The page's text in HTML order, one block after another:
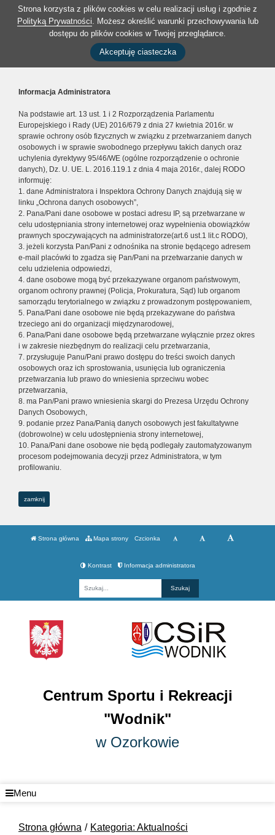
Strona korzysta z plików cookies w celu realizacji usług i zgodnie z
Polityką Prywatności. Możesz określić warunki przechowywania lub
dostępu do plików cookies w Twojej przeglądarce.
Akceptuję ciasteczka
Informacja Administratora
Na podstawie art. 13 ust. 1 i 2 Rozporządzenia Parlamentu
Europejskiego i Rady (UE) 2016/679 z dnia 27 kwietnia 2016r. w
sprawie ochrony osób fizycznych w związku z przetwarzaniem danych
osobowych i w sprawie swobodnego przepływu takich danych oraz
uchylenia dyrektywy 95/46/WE (ogólne rozporządzenie o ochronie
danych), Dz. U. UE. L. 2016.119.1 z dnia 4 maja 2016r., dalej RODO
informuję:
1. dane Administratora i Inspektora Ochrony Danych znajdują się w
linku „Ochrona danych osobowych”,
2. Pana/Pani dane osobowe w postaci adresu IP, są przetwarzane w
celu udostępniania strony internetowej oraz wypełnienia obowiązków
prawnych spoczywających na administratorze(art.6 ust.1 lit.c RODO),
3. jeżeli korzysta Pan/Pani z odnośnika na stronie będącego adresem
e-mail placówki to zgadza się Pan/Pani na przetwarzanie danych w
celu udzielenia odpowiedzi,
4. dane osobowe mogą być przekazywane organom państwowym,
organom ochrony prawnej (Policja, Prokuratura, Sąd) lub organom
samorządu terytorialnego w związku z prowadzonym postępowaniem,
5. Pana/Pani dane osobowe nie będą przekazywane do państwa
trzeciego ani do organizacji międzynarodowej,
6. Pana/Pani dane osobowe będą przetwarzane wyłącznie przez okres
i w zakresie niezbędnym do realizacji celu przetwarzania,
7. przysługuje Panu/Pani prawo dostępu do treści swoich danych
osobowych oraz ich sprostowania, usunięcia lub ograniczenia
przetwarzania lub prawo do wniesienia sprzeciwu wobec
przetwarzania,
8. ma Pan/Pani prawo wniesienia skargi do Prezesa Urzędu Ochrony
Danych Osobowych,
9. podanie przez Pana/Panią danych osobowych jest fakultatywne
(dobrowolne) w celu udostępnienia strony internetowej,
10. Pana/Pani dane osobowe nie będą podlegały zautomatyzowanym
procesom podejmowania decyzji przez Administratora, w tym
profilowaniu.
zamknij
Strona główna Mapa strony Czcionka
Kontrast Informacja administratora
Centrum Sportu i Rekreacji
"Wodnik"
w Ozorkowie
Menu
Strona główna
Kategoria: Aktualności